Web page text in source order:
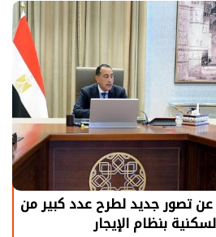
تصور جديد لطرح عدد كبير من
بنظام الإيجار